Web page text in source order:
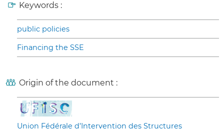
Keywords :
public policies
Financing the SSE
Origin of the document :
Union Fédérale d’Intervention des Structures